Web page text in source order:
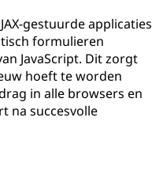
gestuurde applicaties
formulieren
JavaScript. Dit zorgt
hoeft te worden
in alle browsers en
na succesvolle